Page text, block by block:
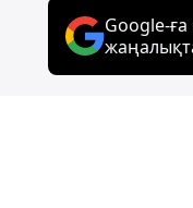
Google-